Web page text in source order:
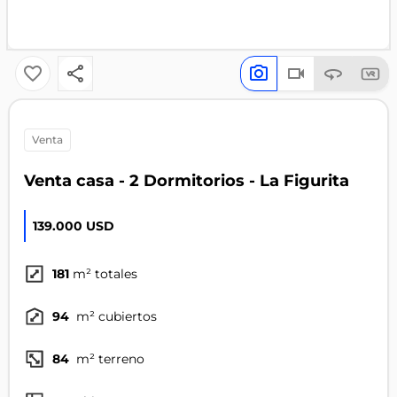
venta
Venta casa - 2 Dormitorios - La Figurita
139.000 USD
181 m² totales
94 m² cubiertos
84 m² terreno